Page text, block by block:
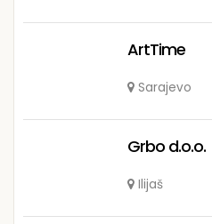
ArtTime
Sarajevo
Grbo d.o.o.
Ilijaš